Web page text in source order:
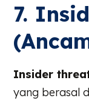
7.
Insider
yang berasal